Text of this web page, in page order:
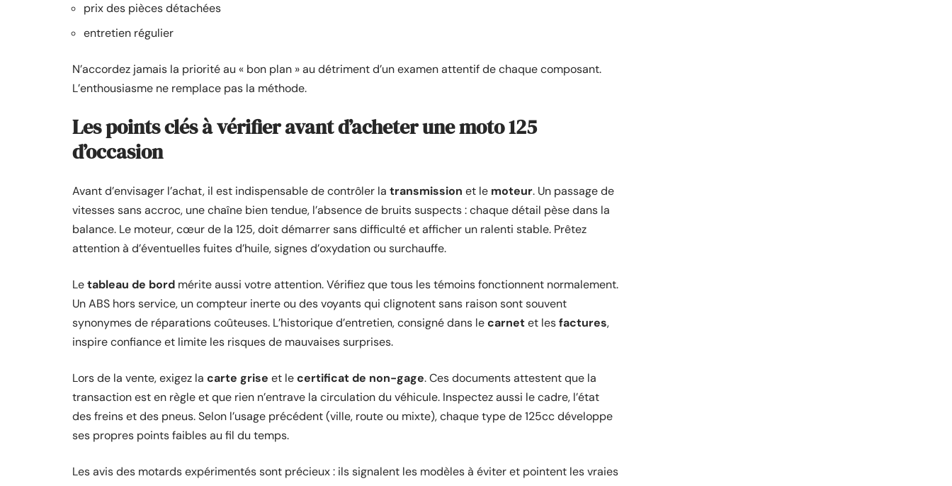
prix des pièces détachées
entretien régulier
N’accordez jamais la priorité au « bon plan » au détriment d’un examen attentif de chaque composant.
L’enthousiasme ne remplace pas la méthode.
Les points clés à vérifier avant d’acheter une moto 125
d’occasion
Avant d’envisager l’achat, il est indispensable de contrôler la transmission et le moteur. Un passage de
vitesses sans accroc, une chaîne bien tendue, l’absence de bruits suspects : chaque détail pèse dans la
balance. Le moteur, cœur de la 125, doit démarrer sans difficulté et afficher un ralenti stable. Prêtez
attention à d’éventuelles fuites d’huile, signes d’oxydation ou surchauffe.
Letableau de bord mérite aussi votre attention. Vérifiez que tous les témoins fonctionnent normalement.
Un ABS hors service, un compteur inerte ou des voyants qui clignotent sans raison sont souvent
synonymes de réparations coûteuses. L’historique d’entretien, consigné dans lecarnetet lesfactures,
inspire confiance et limite les risques de mauvaises surprises.
Lors de la vente, exigez la carte grise et lecertificat de non-gage. Ces documents attestent que la
transaction est en règle et que rien n’entrave la circulation du véhicule. Inspectez aussi le cadre, l’état
des freins et des pneus. Selon l’usage précédent (ville, route ou mixte), chaque type de 125cc développe
ses propres points faibles au fil du temps.
Les avis des motards expérimentés sont précieux : ils signalent les modèles à éviter et pointent les vraies